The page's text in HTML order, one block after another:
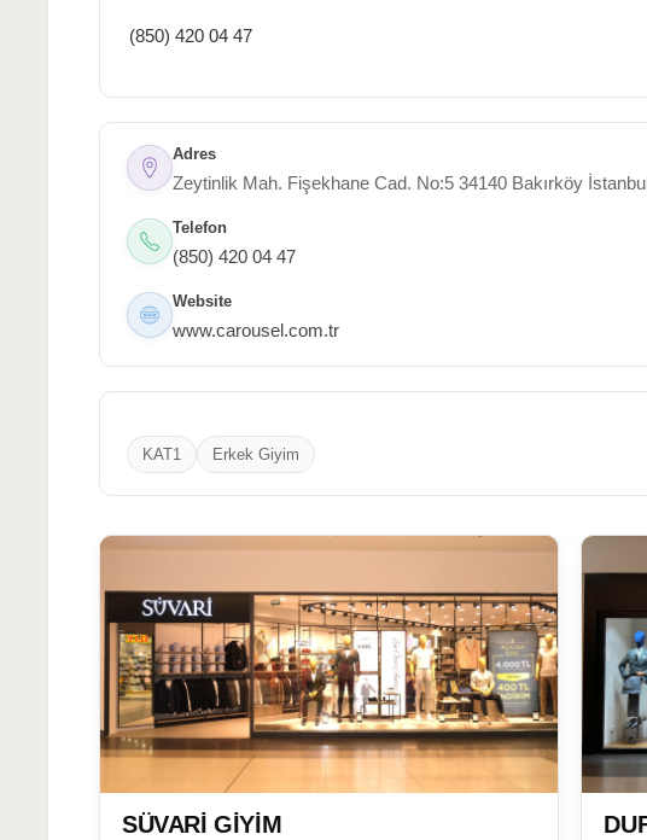
(850) 420 04 47
Adres
Zeytinlik Mah. Fişekhane Cad. No:5 34140 Bakırköy
Telefon
(850) 420 04 47
Website
www.carousel.com.tr
KAT1 Erkek Giyim
SÜVARİ GİYİM